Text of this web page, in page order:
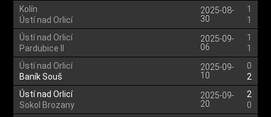
Kolín
Ústí nad Orlicí
2025-08-
30
1
1
Ústí nad Orlicí
Pardubice II
2025-09-
06
1
1
Ústí nad Orlicí
Baník Souš
2025-09-
10
0
2
Ústí nad Orlicí
Sokol Brozany
2025-09-
20
2
0